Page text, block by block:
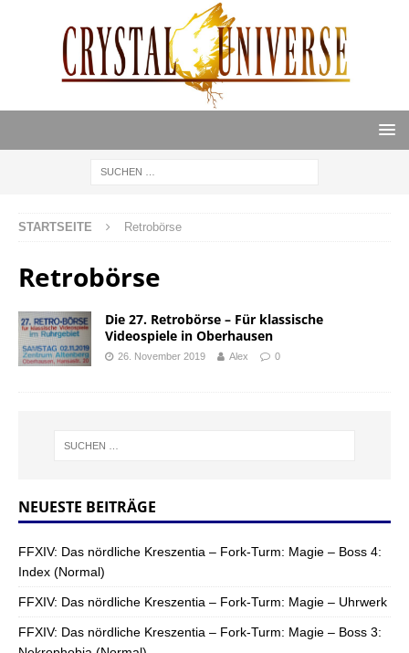
STARTSEITE Retrobörse
Retrobörse
Die 27. Retrobörse – Für klassische
Videospiele in Oberhausen
26. November 2019 Alex 0
NEUESTE BEITRÄGE
FFXIV: Das nördliche Kreszentia – Fork-Turm: Magie – Boss 4:
Index (Normal)
FFXIV: Das nördliche Kreszentia – Fork-Turm: Magie – Uhrwerk
FFXIV: Das nördliche Kreszentia – Fork-Turm: Magie – Boss 3: